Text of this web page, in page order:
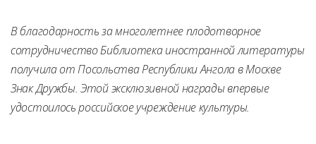
В благодарность за многолетнее плодотворное
сотрудничество Библиотека иностранной литературы
получила от Посольства Республики Ангола в Москве
Знак Дружбы. Этой эксклюзивной награды впервые
удостоилось российское учреждение культуры.